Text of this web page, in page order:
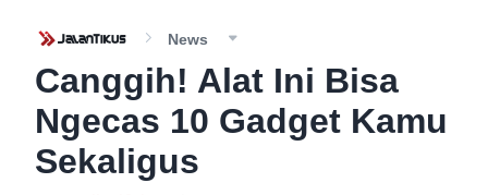
News
Canggih! Alat Ini Bisa
Ngecas 10 Gadget Kamu
Sekaligus